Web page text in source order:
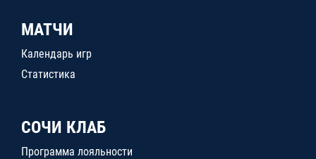
МАТЧИ
Календарь игр
Статистика
СОЧИ КЛАБ
Программа лояльности